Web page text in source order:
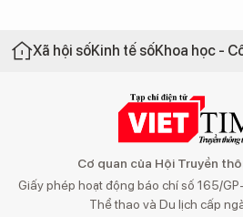
Xã hội sốKinh tế sốKhoa học -
Cơ quan của Hội Truyền
Giấy phép hoạt động báo chí số 165/
Thể thao và Du lịch cấp